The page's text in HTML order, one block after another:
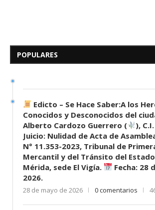
POPULARESDesconocidos del...
Edicto – Se Hace Saber:A los
Conocidos y Desconocidos del
Alberto Cardozo Guerrero (
),
Juicio: Nulidad de Acta de
N° 11.353-2023, Tribunal de
Mercantil y del Tránsito del
Mérida, sede El Vigía.
Fecha: 28
2026.
28 de mayo de 2026 0 comentarios